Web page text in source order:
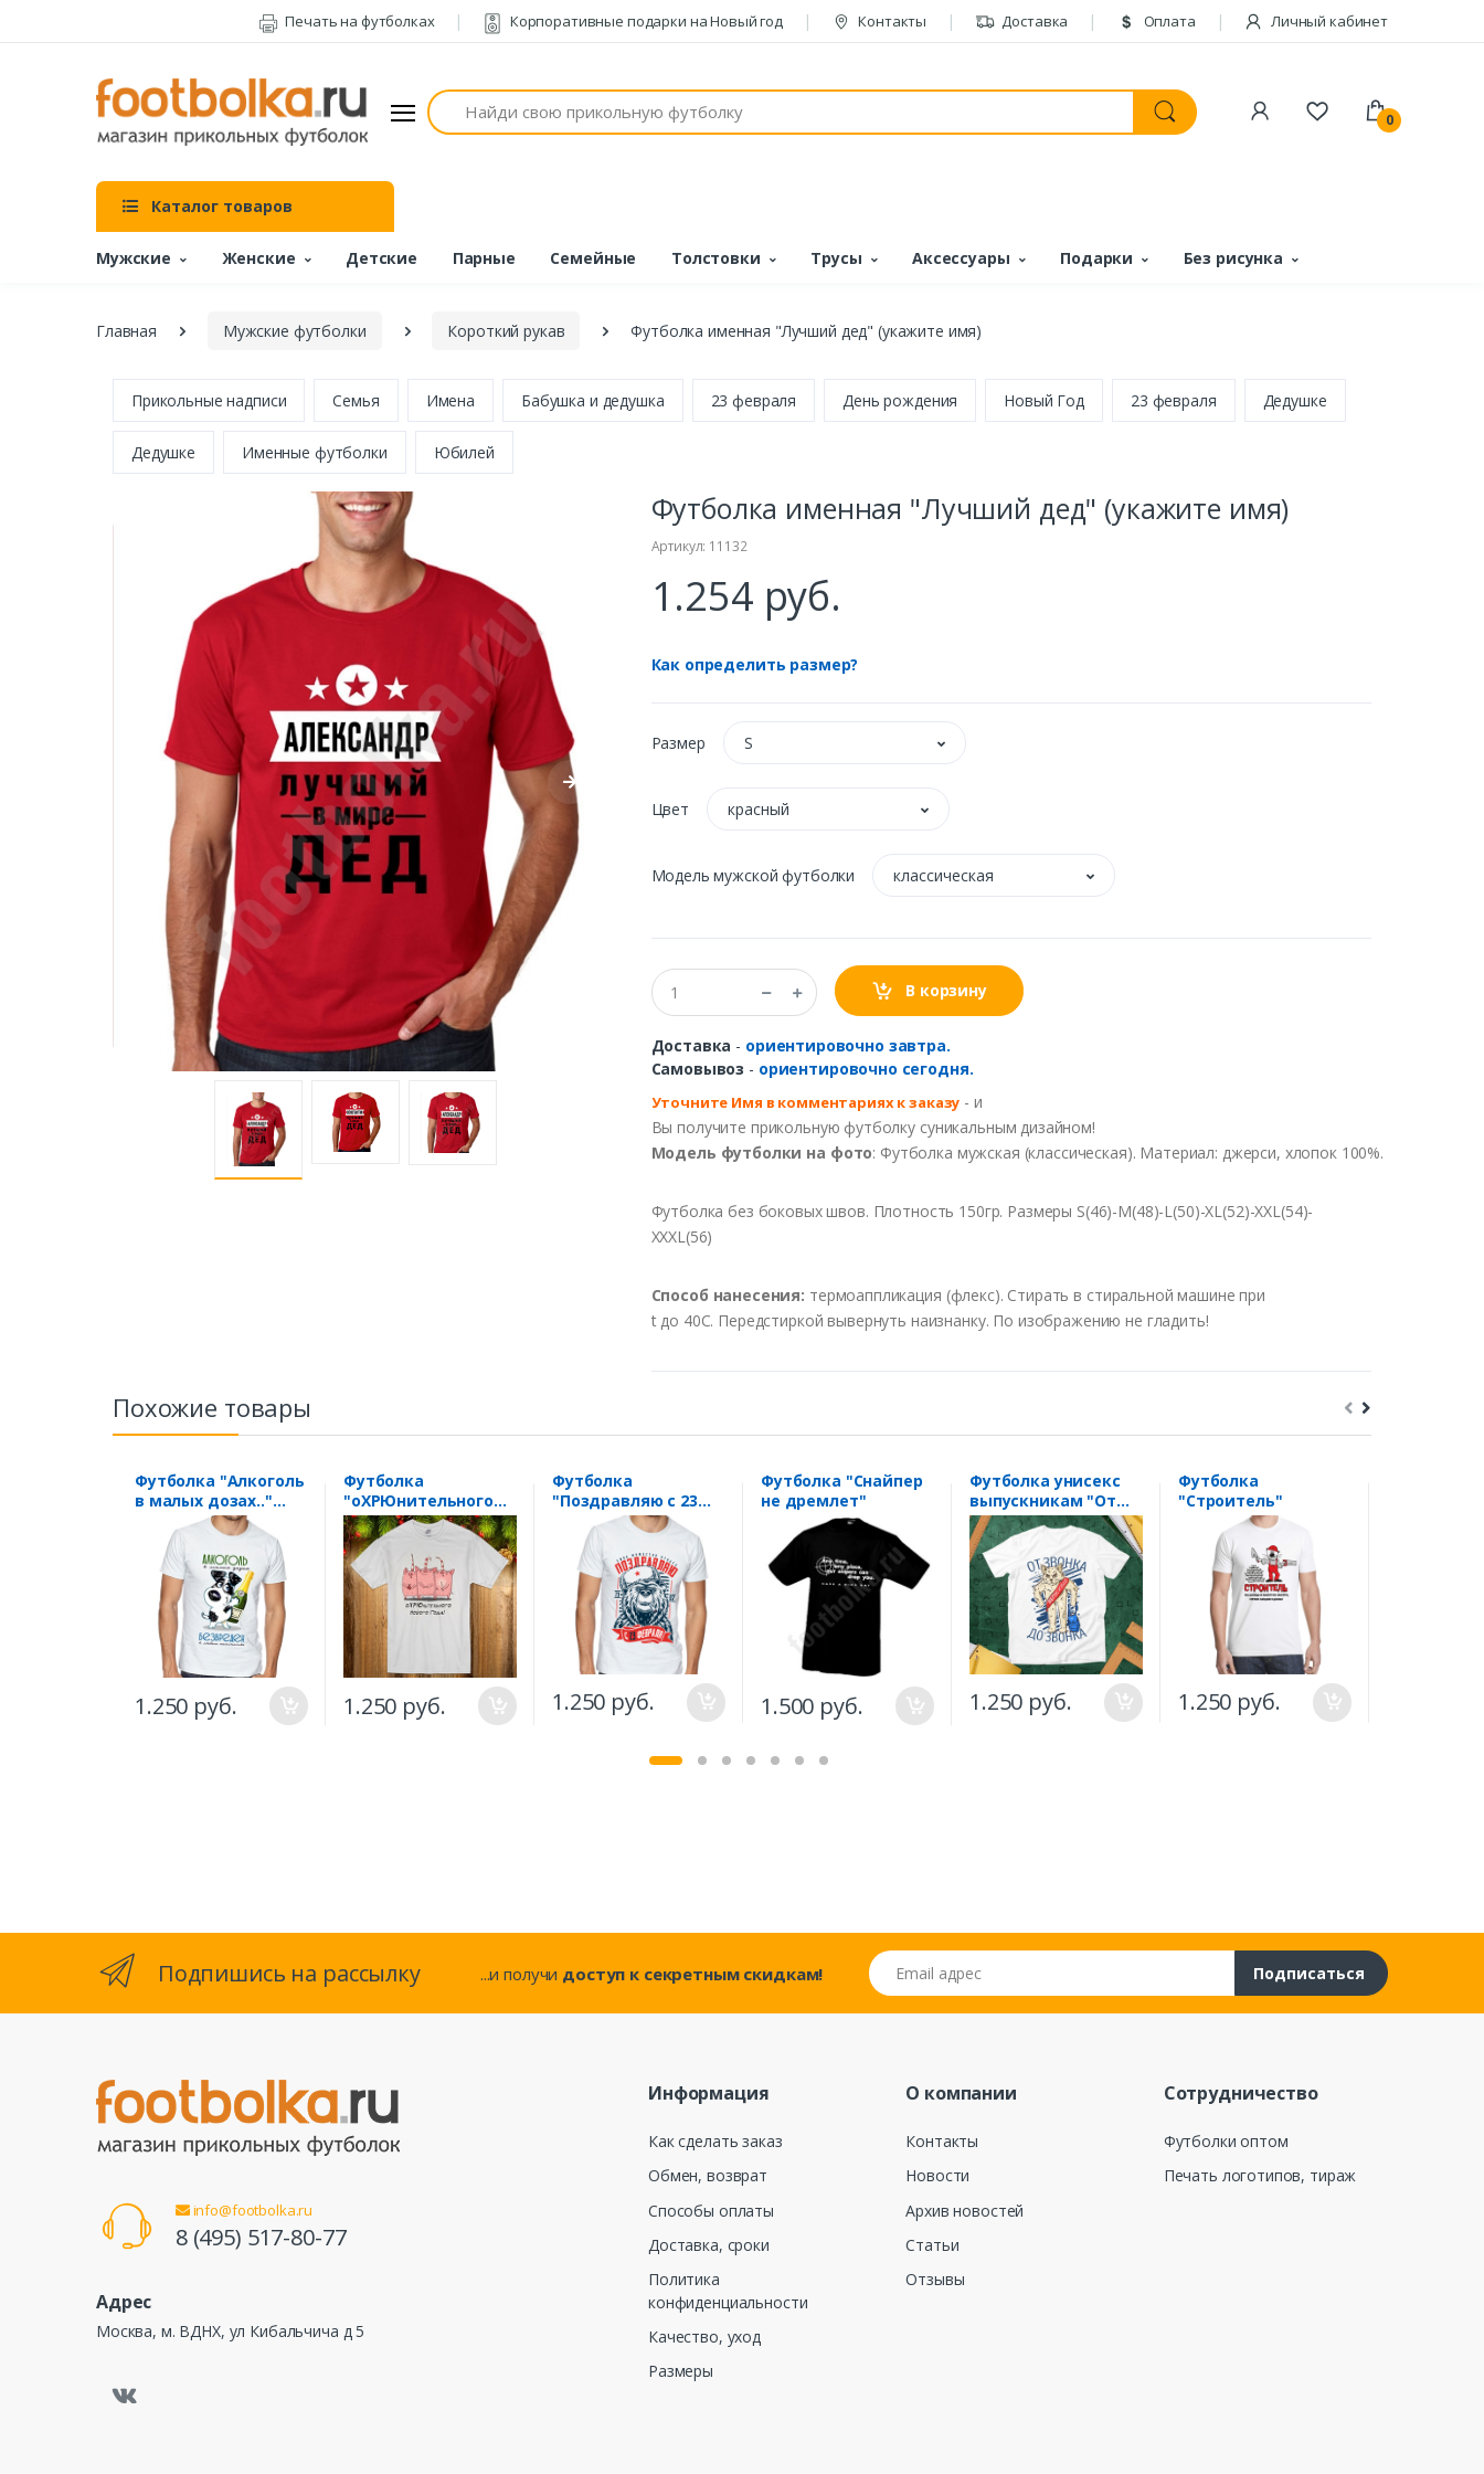
Печать на футболках Корпоративные подарки на Новый год Контакты Доставка Оплата Личный кабинет
Поиск
0
Каталог товаров
Мужские Женские Детские Парные Семейные Толстовки Трусы Аксессуары Подарки Без рисунка
Главная Мужские футболки Короткий рукав Футболка именная "Лучший дед" (укажите имя)
Прикольные надписи Семья Имена Бабушка и дедушка 23 февраля День рождения Новый Год 23 февраля Дедушке
Дедушке Именные футболки Юбилей
Футболка именная "Лучший дед" (укажите имя)
Артикул: 11132
1.254 руб.
Как определить размер?
Размер S
Цвет красный
Модель мужской футболки классическая
В корзину
Доставка - ориентировочно завтра.
Самовывоз - ориентировочно сегодня.
Уточните Имя в комментарияхкзаказу - и
Выполучите прикольную футболку суникальным дизайном!
Модель футболки на фото: Футболка мужская (классическая). Материал: джерси, хлопок 100%.
Футболка без боковых швов. Плотность 150гр. Размеры S(46)-M(48)-L(50)-XL(52)-XXL(54)-
XXXL(56)
Способ нанесения: термоаппликация (флекс). Стирать в стиральной машине при
t до 40С. Передстиркой вывернуть наизнанку. По изображению не гладить!
Похожие товары
Футболка "Алкоголь
в малых дозах.."
собака
1.250 руб.
Футболка
"оХРЮнительного
Нового года"
1.250 руб.
Футболка
"Поздравляю с 23
февраля" медведь
в шапке
1.250 руб.
Футболка "Снайпер
не дремлет"
1.500 руб.
Футболка унисекс
выпускникам "От
звонка до звонка,
Кот" год можно
менять
1.250 руб.
Футболка
"Строитель"
1.250 руб.
Подпишись на рассылку ...и получи доступ к секретным скидкам!
Email адрес
Подписаться
info@footbolka.ru
8 (495) 517-80-77
Адрес
Москва, м. ВДНХ, ул Кибальчича д 5
Информация
Как сделать заказ
Обмен, возврат
Способы оплаты
Доставка, сроки
Политика
конфиденциальности
Качество, уход
Размеры
О компании
Контакты
Новости
Архив новостей
Статьи
Отзывы
Сотрудничество
Футболки оптом
Печать логотипов, тираж